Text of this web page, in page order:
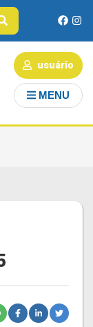
usuário
MENU